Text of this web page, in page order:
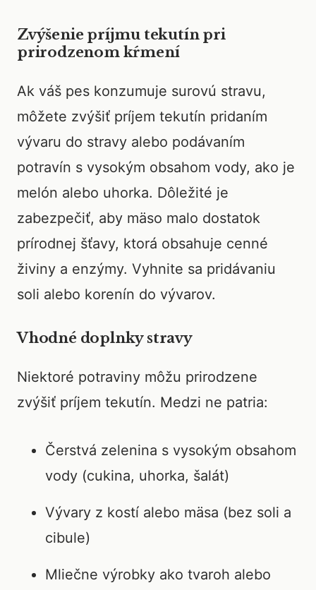
Zvýšenie príjmu tekutín pri
prirodzenom kŕmení
Ak váš pes konzumuje surovú stravu,
môžete zvýšiť príjem tekutín pridaním
vývaru do stravy alebo podávaním
potravín s vysokým obsahom vody, ako je
melón alebo uhorka. Dôležité je
zabezpečiť, aby mäso malo dostatok
prírodnej šťavy, ktorá obsahuje cenné
živiny a enzýmy. Vyhnite sa pridávaniu
soli alebo korenín do vývarov.
Vhodné doplnky stravy
Niektoré potraviny môžu prirodzene
zvýšiť príjem tekutín. Medzi ne patria:
Čerstvá zelenina s vysokým obsahom
vody (cukina, uhorka, šalát)
Vývary z kostí alebo mäsa (bez soli a
cibule)
Mliečne výrobky ako tvaroh alebo